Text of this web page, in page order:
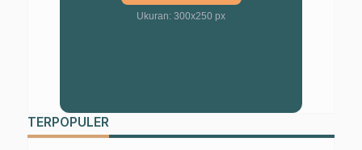
Ukuran: 300x250 px
TERPOPULER